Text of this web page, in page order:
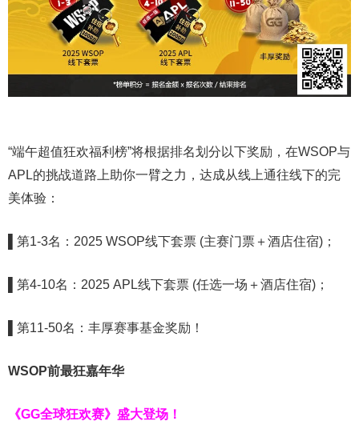
“端午超值狂欢福利榜”将根据排名划分以下奖励，在WSOP与
APL的挑战道路上助你一臂之力，达成从线上通往线下的完
美体验：
▌第1-3名：2025 WSOP线下套票 (主赛门票＋酒店住宿)；
▌第4-10名：2025 APL线下套票 (任选一场＋酒店住宿)；
▌第11-50名：丰厚赛事基金奖励！
WSOP前最狂嘉年华
《GG全球狂欢赛》盛大登场！